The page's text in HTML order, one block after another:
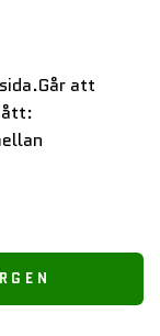
att